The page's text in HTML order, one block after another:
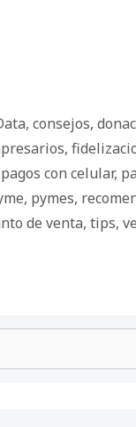
, consejos,
,
pagos con celular,
, pymes,
de venta, tips,